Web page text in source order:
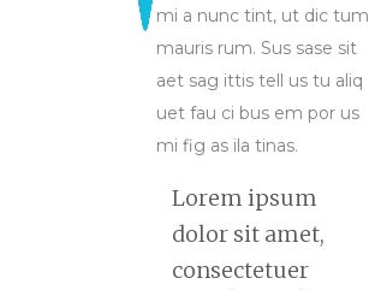
mi a nunc tint, ut dic tum
mauris rum. Sus sase sit
aet sag ittis tell us tu aliq
uet fau ci bus em por us
mi fig as ila tinas.
Lorem ipsum
dolor sit amet,
consectetuer